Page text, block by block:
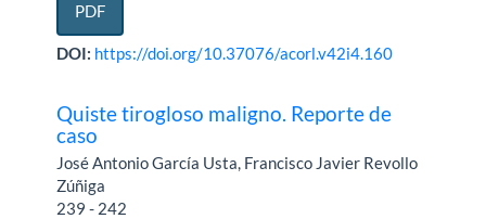
PDF
DOI: https://doi.org/10.37076/acorl.v42i4.160
Quiste tirogloso maligno. Reporte de
caso
José Antonio García Usta, Francisco Javier Revollo
Zúñiga
239 - 242